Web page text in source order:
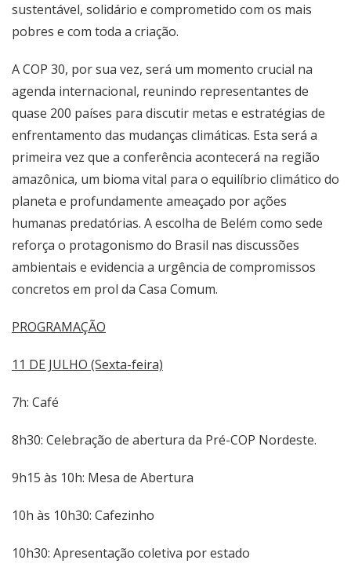
sustentável, solidário e comprometido com os mais
pobres e com toda a criação.
A COP 30, por sua vez, será um momento crucial na
agenda internacional, reunindo representantes de
quase 200 países para discutir metas e estratégias de
enfrentamento das mudanças climáticas. Esta será a
primeira vez que a conferência acontecerá na região
amazônica, um bioma vital para o equilíbrio climático do
planeta e profundamente ameaçado por ações
humanas predatórias. A escolha de Belém como sede
reforça o protagonismo do Brasil nas discussões
ambientais e evidencia a urgência de compromissos
concretos em prol da Casa Comum.
PROGRAMAÇÃO
11 DE JULHO (Sexta-feira)
7h: Café
8h30: Celebração de abertura da Pré-COP Nordeste.
9h15 às 10h: Mesa de Abertura
10h às 10h30: Cafezinho
10h30: Apresentação coletiva por estado